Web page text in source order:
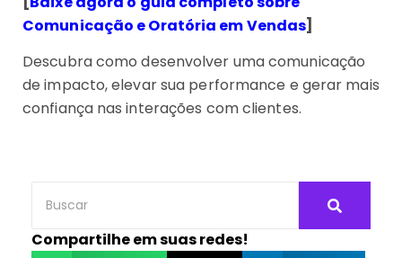
Comunicação e Oratória em Vendas]
Descubra como desenvolver uma comunicação
de impacto, elevar sua performance e gerar mais
confiança nas interações com clientes.
Compartilhe em suas redes!